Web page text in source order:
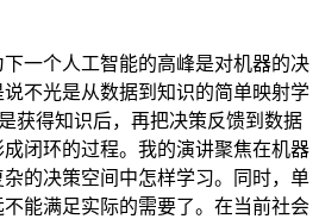
一个人工智能的高峰是对机器的决
不光是从数据到知识的简单映射学
获得知识后，再把决策反馈到数据
闭环的过程。我的演讲聚焦在机器
的决策空间中怎样学习。同时，单
能满足实际的需要了。在当前社会